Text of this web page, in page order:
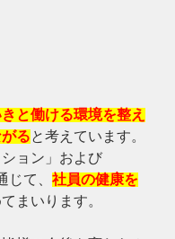
と働ける環境を整え
ると考えています。
ョン」および
じて、社員の健康を
まいります。